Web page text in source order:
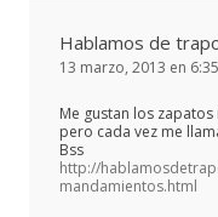
Hablamos de
13 marzo, 2013 en
Me gustan los
pero cada vez me
Bss
http://
mandamientos.html